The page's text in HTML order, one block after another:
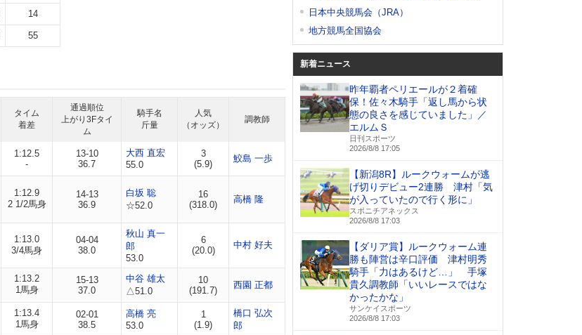
14
55
タイム
着差
通過順位
上がり3Fタイ
ム
騎手名
斤量
人気
（オッズ）
調教師
1:12.5
-
13-10
36.7
大西 直宏
55.0
3
(5.9)
鮫島 一歩
1:12.9
2 1/2馬身
14-13
36.9
白坂 聡
☆52.0
16
(318.0)
高橋 隆
1:13.0
3/4馬身
04-04
38.0
秋山 真一
郎
53.0
6
(20.0)
中村 好夫
1:13.2
1馬身
15-13
37.0
中谷 雄太
△51.0
10
(191.7)
西園 正都
1:13.4
1馬身
02-01
38.5
高橋 亮
53.0
1
(1.9)
橋口 弘次
郎
日本中央競馬会（JRA）
地方競馬全国協会
新着ニュース
昨年覇者ペリエールが２着確
保！佐々木騎手「返し馬から状
態の良さを感じていました」／
エルムＳ
日刊スポーツ
2026/8/8 17:05
【新潟8R】ルークウォームが逃
げ切りデビュー2連勝 津村「気
が入っていたので行く形に」
スポニチアネックス
2026/8/8 17:03
【ダリア賞】ルークウォーム連
勝も陣営は辛口評価 津村明秀
騎手「力はあるけど…」 手塚
貴久調教師「いいレースではな
かったかな」
サンケイスポーツ
2026/8/8 17:03